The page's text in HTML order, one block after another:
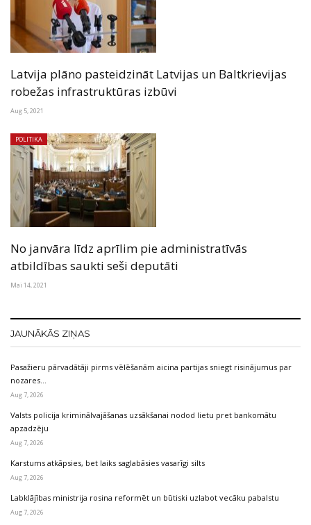
Latvija plāno pasteidzināt Latvijas un Baltkrievijas
robežas infrastruktūras izbūvi
Aug 5, 2021
POLITIKA
No janvāra līdz aprīlim pie administratīvās
atbildības saukti seši deputāti
Mai 14, 2021
JAUNĀKĀS ZIŅAS
Pasažieru pārvadātāji pirms vēlēšanām aicina partijas sniegt risinājumus par
nozares…
Aug 7, 2026
Valsts policija kriminālvajāšanas uzsākšanai nodod lietu pret bankomātu
apzadzēju
Aug 7, 2026
Karstums atkāpsies, bet laiks saglabāsies vasarīgi silts
Aug 7, 2026
Labklājības ministrija rosina reformēt un būtiski uzlabot vecāku pabalstu
Aug 7, 2026